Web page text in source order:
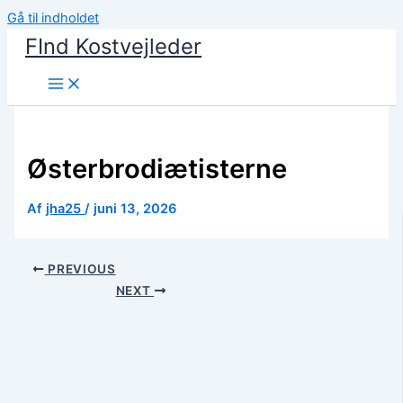
Gå til indholdet
FInd Kostvejleder
Østerbrodiætisterne
Af jha25/ juni 13, 2026
PREVIOUS
NEXT